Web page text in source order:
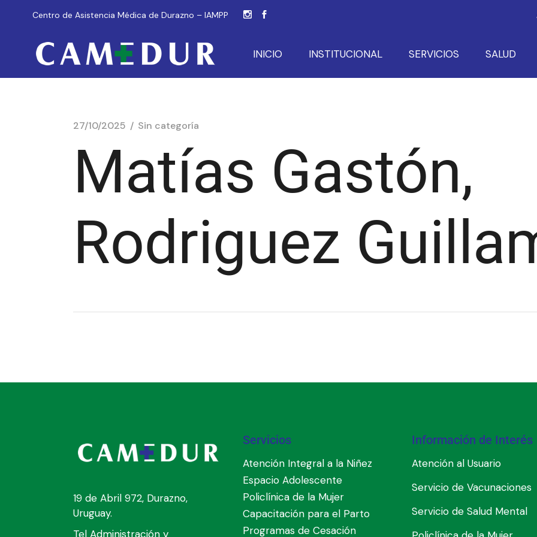
Centro de Asistencia Médica de Durazno – IAMPP
INICIO INSTITUCIONAL SERVICIOS SALUD
27/10/2025 Sin categoría
Matías Gastón,
Rodriguez
19 de Abril 972, Durazno,
Uruguay.
Tel Administración y
Servicios
Atención Integral a la Niñez
Espacio Adolescente
Policlínica de la Mujer
Capacitación para el Parto
Programas de Cesación
Información de Interés
Atención al Usuario
Servicio de Vacunaciones
Servicio de Salud Mental